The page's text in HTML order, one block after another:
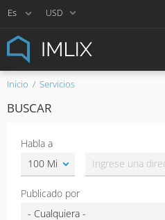
USD
Inicio Servicios
BUSCAR
Habla a
Publicado por